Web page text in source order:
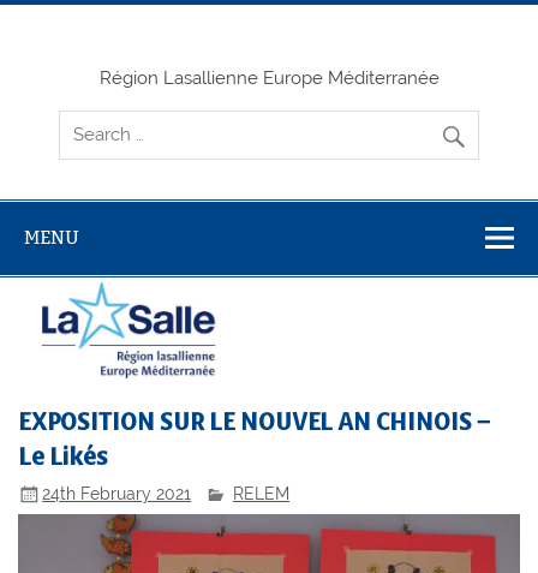
Skip
Région Lasallienne Europe Méditerranée
MENU
EXPOSITION SUR LE NOUVEL AN CHINOIS –
Le Likés
24th February 2021 RELEM